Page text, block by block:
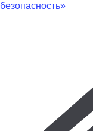
безопасность»